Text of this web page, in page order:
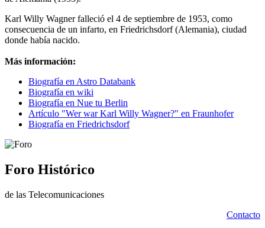
Karl Willy Wagner falleció el 4 de septiembre de 1953, como
consecuencia de un infarto, en Friedrichsdorf (Alemania), ciudad
donde había nacido.
Más información:
Biografía en Astro Databank
Biografía en wiki
Biografía en Nue tu Berlin
Artículo "Wer war Karl Willy Wagner?" en Fraunhofer
Biografía en Friedrichsdorf
Foro Histórico
de las Telecomunicaciones
Contacto